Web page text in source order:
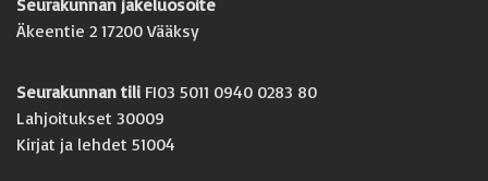
Seurakunnan jakeluosoite
Äkeentie 2 17200 Vääksy
Seurakunnan tili FI03 5011 0940 0283 80
Lahjoitukset 30009
Kirjat ja lehdet 51004